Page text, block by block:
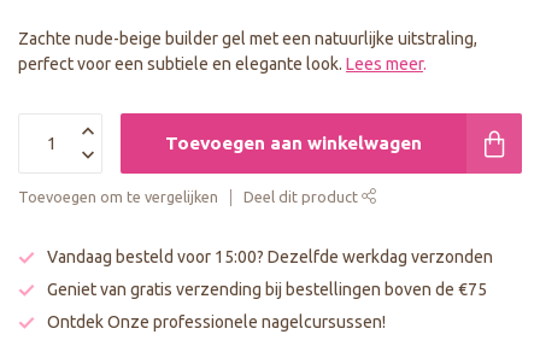
Zachte nude-beige builder gel met een natuurlijke uitstraling,
perfect voor een subtiele en elegante look. Lees meer.
Toevoegen aan winkelwagen
Toevoegen om te vergelijken Deel dit product
Vandaag besteld voor 15:00? Dezelfde werkdag verzonden
Geniet van gratis verzending bij bestellingen boven de €75
Ontdek Onze professionele nagelcursussen!